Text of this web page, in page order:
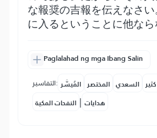
な報奨の吉報を伝えなさ
に入るということに他なら
Paglalahad ng mga Ibang Salin
التفاسير: المُيسَّر المختصر السعدي
النفحات المكية | هدايات